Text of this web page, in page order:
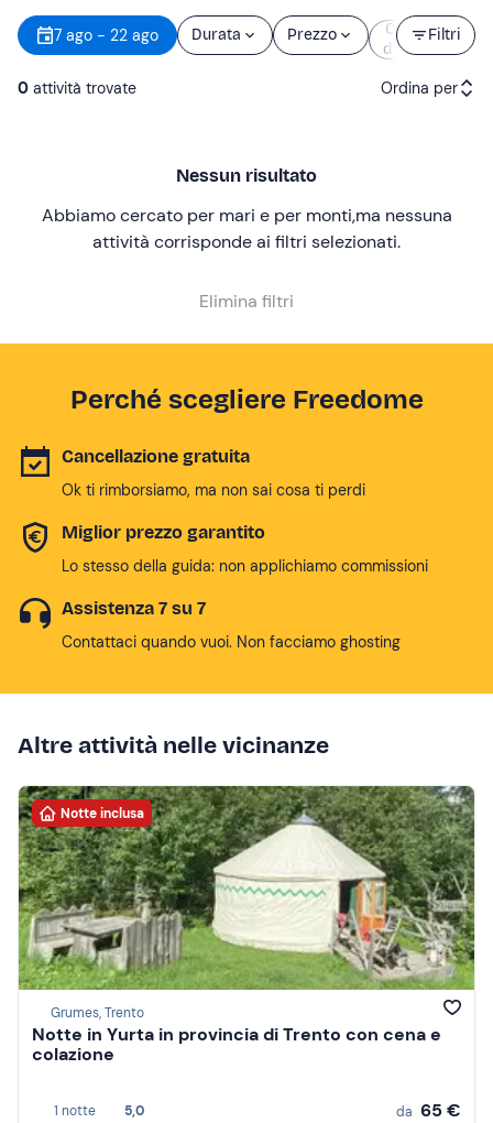
Filtri
7 ago - 22 ago Durata Prezzo
Orario
d’inizio
0 attività trovate Ordina per
Prezzo (decrescente)
Nessun risultato
Abbiamo cercato per mari e per monti,ma nessuna
attività corrisponde ai filtri selezionati.
Elimina filtri
Perché scegliere Freedome
Cancellazione gratuita
Ok ti rimborsiamo, ma non sai cosa ti perdi
Miglior prezzo garantito
Lo stesso della guida: non applichiamo commissioni
Assistenza 7 su 7
Contattaci quando vuoi. Non facciamo ghosting
Altre attività nelle vicinanze
Notte inclusa
Grumes, Trento
Notte in Yurta in provincia di Trento con cena e
colazione
1 notte
5,0
da 65 €